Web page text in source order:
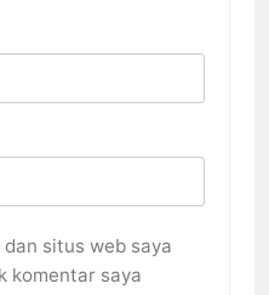
situs web saya
komentar saya